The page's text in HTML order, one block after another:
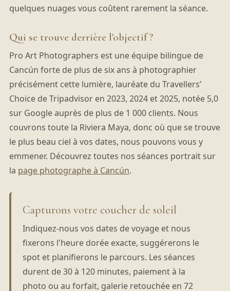
quelques nuages vous coûtent rarement la séance.
Qui se trouve derrière l'objectif ?
Pro Art Photographers est une équipe bilingue de
Cancún forte de plus de six ans à photographier
précisément cette lumière, lauréate du Travellers’
Choice de Tripadvisor en 2023, 2024 et 2025, notée 5,0
sur Google auprès de plus de 1 000 clients. Nous
couvrons toute la Riviera Maya, donc où que se trouve
le plus beau ciel à vos dates, nous pouvons vous y
emmener. Découvrez toutes nos séances portrait sur
la page photographe à Cancún.
Capturons votre coucher de soleil
Indiquez-nous vos dates de voyage et nous
fixerons l'heure dorée exacte, suggérerons le
spot et planifierons le parcours. Les séances
durent de 30 à 120 minutes, paiement à la
photo ou au forfait, galerie retouchée en 72